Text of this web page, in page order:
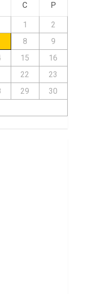
C P
1
2
8
9
15
16
22
23
29
30